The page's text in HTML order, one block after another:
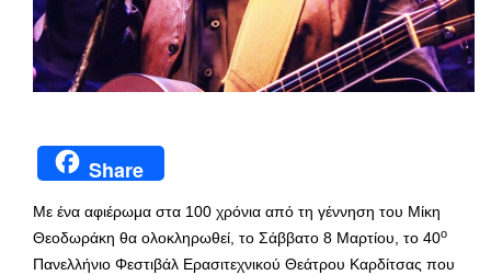
Share
Με ένα αφιέρωμα στα 100 χρόνια από τη γέννηση του Μίκη
Θεοδωράκη θα ολοκληρωθεί, το Σάββατο 8 Μαρτίου, το 40ο
Πανελλήνιο Φεστιβάλ Ερασιτεχνικού Θεάτρου Καρδίτσας που